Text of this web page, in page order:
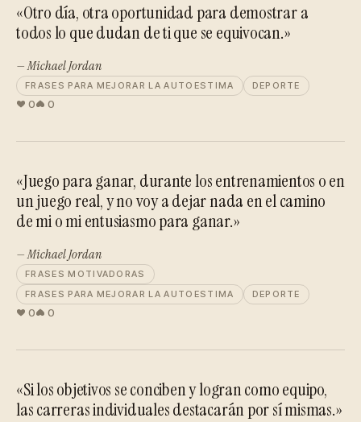
«Otro día, otra oportunidad para demostrar a
todos lo que dudan de ti que se equivocan.»
— Michael Jordan
FRASES PARA MEJORAR LA AUTOESTIMA DEPORTE
0 0
«Juego para ganar, durante los entrenamientos o en
un juego real, y no voy a dejar nada en el camino
de mi o mi entusiasmo para ganar.»
— Michael Jordan
FRASES MOTIVADORAS
FRASES PARA MEJORAR LA AUTOESTIMA
DEPORTE
0 0
«Si los objetivos se conciben y logran como equipo,
las carreras individuales destacarán por sí mismas.»